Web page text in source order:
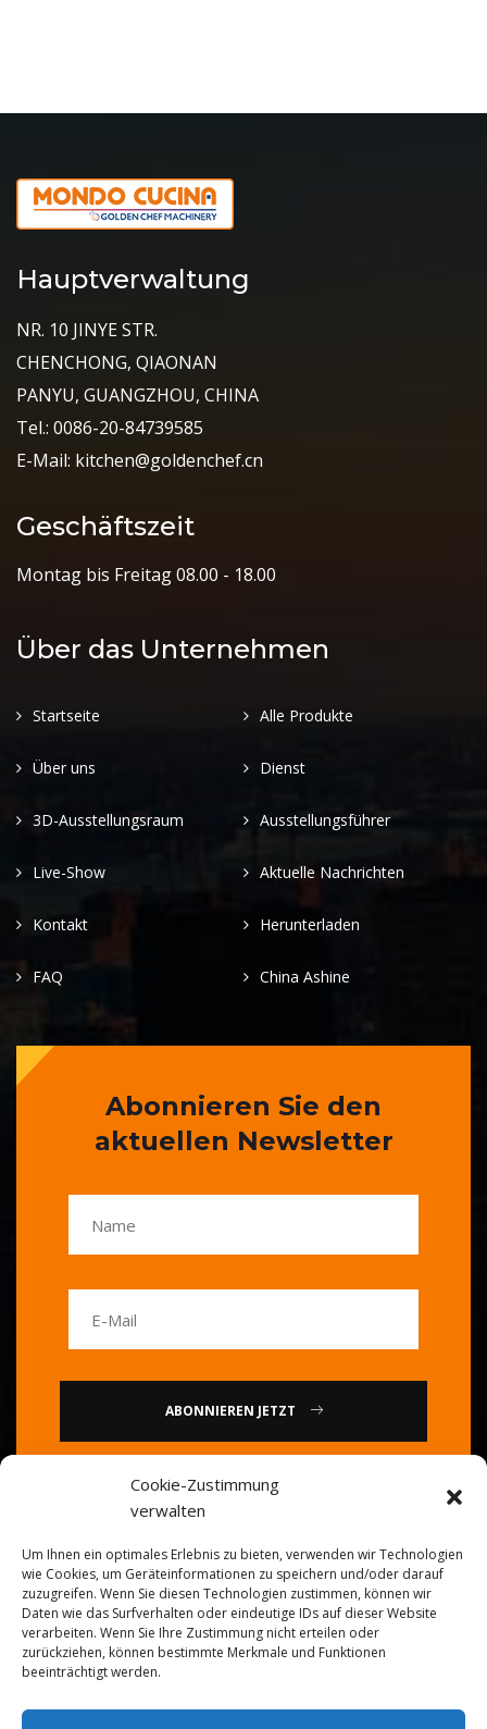
Cookie-Zustimmung
verwalten
Um Ihnen ein optimales Erlebnis zu bieten, verwenden wir Technologien
wie Cookies, um Geräteinformationen zu speichern und/oder darauf
zuzugreifen. Wenn Sie diesen Technologien zustimmen, können wir
Daten wie das Surfverhalten oder eindeutige IDs auf dieser Website
verarbeiten. Wenn Sie Ihre Zustimmung nicht erteilen oder
zurückziehen, können bestimmte Merkmale und Funktionen
beeinträchtigt werden.
Hauptverwaltung
NR. 10 JINYE STR.
CHENCHONG, QIAONAN
PANYU, GUANGZHOU, CHINA
Tel.: 0086-20-84739585
E-Mail: kitchen@goldenchef.cn
Geschäftszeit
Montag bis Freitag 08.00 - 18.00
Über das Unternehmen
Startseite Alle Produkte
Über uns Dienst
3D-Ausstellungsraum Ausstellungsführer
Live-Show Aktuelle Nachrichten
Kontakt Herunterladen
FAQ China Ashine
Abonnieren Sie den
aktuellen Newsletter
ABONNIEREN JETZT
oder
Rufen Sie uns an: 0086-20-
84739585